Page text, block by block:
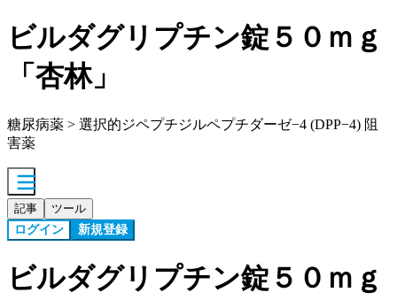
ビルダグリプチン錠５０ｍｇ
「杏林」
糖尿病薬 > 選択的ジペプチジルペプチダーゼ−4 (DPP−4) 阻
害薬
記事 ツール
ログイン 新規登録
ビルダグリプチン錠５０ｍｇ